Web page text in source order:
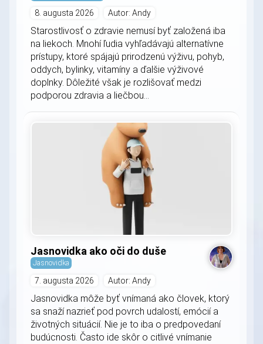
8. augusta 2026 Autor: Andy
Starostlivosť o zdravie nemusí byť založená iba
na liekoch. Mnohí ľudia vyhľadávajú alternatívne
prístupy, ktoré spájajú prirodzenú výživu, pohyb,
oddych, bylinky, vitamíny a ďalšie výživové
doplnky. Dôležité však je rozlišovať medzi
podporou zdravia a liečbou...
Jasnovidka ako oči do duše
Jasnovidka
7. augusta 2026 Autor: Andy
Jasnovidka môže byť vnímaná ako človek, ktorý
sa snaží nazrieť pod povrch udalostí, emócií a
životných situácií. Nie je to iba o predpovedaní
budúcnosti. Často ide skôr o citlivé vnímanie